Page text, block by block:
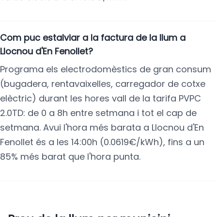
Com puc estalviar a la factura de la llum a
Llocnou d'En Fenollet?
Programa els electrodomèstics de gran consum
(bugadera, rentavaixelles, carregador de cotxe
elèctric) durant les hores vall de la tarifa PVPC
2.0TD: de 0 a 8h entre setmana i tot el cap de
setmana. Avui l'hora més barata a Llocnou d'En
Fenollet és a les 14:00h (0.0619€/kWh), fins a un
85% més barat que l'hora punta.